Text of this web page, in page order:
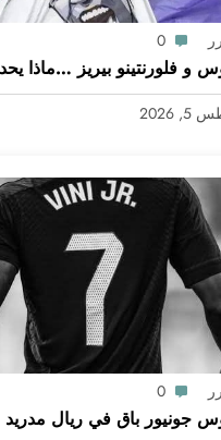
0
و فلورنتينو بيريز …ماذا
2026
0
جونيور باق في ريال مدريد